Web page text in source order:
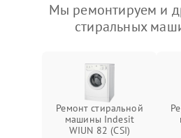
Мы ремонтируем и
стиральных
Ремонт стиральной
машины Indesit
WIUN 82 (CSI)